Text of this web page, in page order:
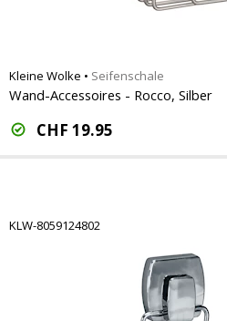
Kleine Wolke • Seifenschale
Wand-Accessoires - Rocco, Silber
CHF 19.95
KLW-8059124802